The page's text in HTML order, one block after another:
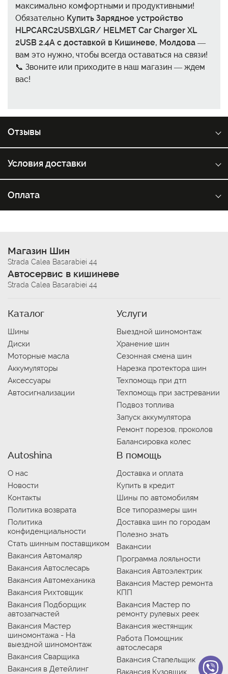
максимально комфортными и продуктивными!
Обязательно Купить Зарядное устройство
HLPCARC2USBXLGR/ HELMET Car Charger XL
2USB 2.4A с доставкой в Кишиневе, Молдова —
вам это нужно, чтобы всегда оставаться на связи!
📞 Звоните или приходите в наш магазин — ждем
вас!
Отзывы
Условия доставки
Оплата
Магазин Шин
Strada Calea Basarabiei 44
Автосервис в кишиневе
Strada Calea Basarabiei 44
Каталог
Шины
Диски
Моторные масла
Аккумуляторы
Аксессуары
Автосигнализации
Услуги
Выездной шиномонтаж
Хранение шин
Сезонная смена шин
Нарезка протектора шин
Техпомощь при дтп
Техпомощь при застревании
Подвоз топлива
Запуск аккумулятора
Ремонт порезов, проколов
Балансировка колес
Autoshina
О нас
Новости
Контакты
Политика возврата
Политика
конфиденциальности
Стать шинным поставщиком
Вакансия Автомаляр
Вакансия Автослесарь
Вакансия Автомеханика
Вакансия Рихтовщик
Вакансия Подборщик
автозапчастей
Вакансия Мастер
шиномонтажа - На
выездной шиномонтаж
Вакансия Сварщика
Вакансия в Детейлинг
В помощь
Доставка и оплата
Купить в кредит
Шины по автомобилям
Все типоразмеры шин
Доставка шин по городам
Полезно знать
Вакансии
Программа лояльности
Вакансия Автоэлектрик
Вакансия Мастер ремонта
КПП
Вакансия Мастер по
ремонту рулевых реек
Вакансия жестянщик
Работа Помощник
автослесаря
Вакансия Стапельщик
Вакансия Кузовщик